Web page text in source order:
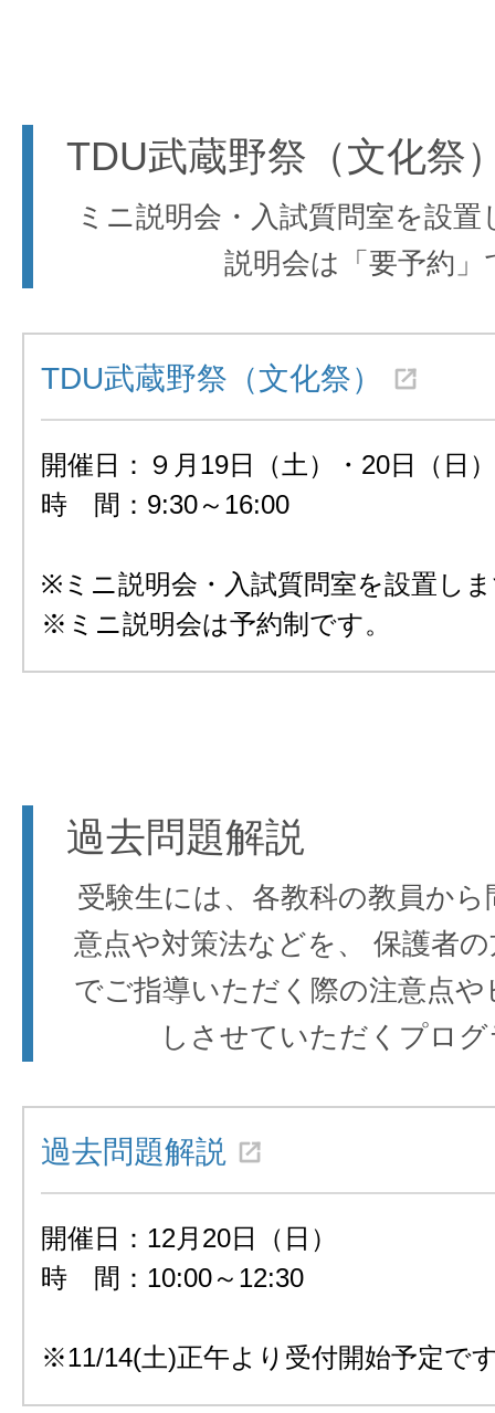
TDU武蔵野祭（文化祭
ミニ説明会・入試質問室を設
説明会は「要予約」
TDU武蔵野祭（文化祭）
開催日：９月19日（土）・20日（日）
時 間：9:30～16:00
※ミニ説明会・入試質問室を設置し
※ミニ説明会は予約制です。
過去問題解説
受験生には、各教科の教員か
意点や対策法などを、 保護者
でご指導いただく際の注意点
しさせていただくプロ
過去問題解説
開催日：12月20日（日）
時 間：10:00～12:30
※11/14(土)正午より受付開始予定で